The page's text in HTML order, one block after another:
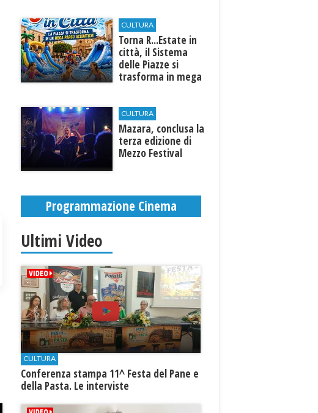
CULTURA
Torna R...Estate in
città, il Sistema
delle Piazze si
trasforma in mega
CULTURA
​Mazara, conclusa la
terza edizione di
Mezzo Festival
Programmazione Cinema
Ultimi Video
CULTURA
Conferenza stampa 11^ Festa del Pane e
della Pasta. Le interviste